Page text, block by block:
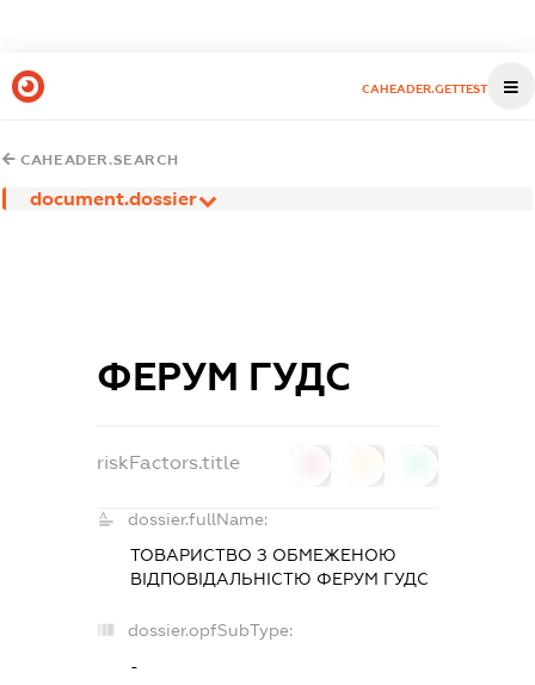
CAHEADER.GETTEST
CAHEADER.SEARCH
document.dossier
ФЕРУМ ГУДС
riskFactors.title
dossier.fullName:
ТОВАРИСТВО З ОБМЕЖЕНОЮ
ВІДПОВІДАЛЬНІСТЮ ФЕРУМ ГУДС
dossier.opfSubType:
-